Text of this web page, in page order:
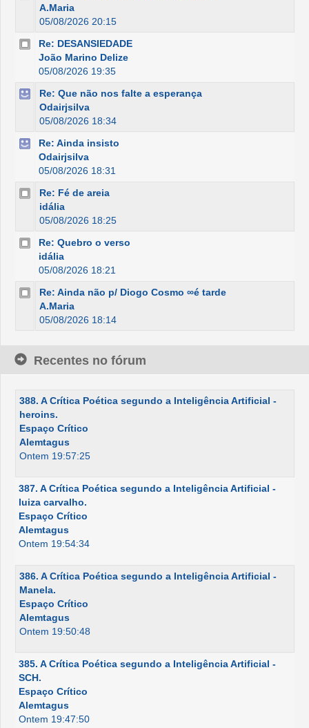
A.Maria
05/08/2026 20:15
Re: DESANSIEDADE
João Marino Delize
05/08/2026 19:35
Re: Que não nos falte a esperança
Odairjsilva
05/08/2026 18:34
Re: Ainda insisto
Odairjsilva
05/08/2026 18:31
Re: Fé de areia
idália
05/08/2026 18:25
Re: Quebro o verso
idália
05/08/2026 18:21
Re: Ainda não p/ Diogo Cosmo ∞é tarde
A.Maria
05/08/2026 18:14
Recentes no fórum
388. A Crítica Poética segundo a Inteligência Artificial -
heroins.
Espaço Crítico
Alemtagus
Ontem 19:57:25
387. A Crítica Poética segundo a Inteligência Artificial -
luiza carvalho.
Espaço Crítico
Alemtagus
Ontem 19:54:34
386. A Crítica Poética segundo a Inteligência Artificial -
Manela.
Espaço Crítico
Alemtagus
Ontem 19:50:48
385. A Crítica Poética segundo a Inteligência Artificial -
SCH.
Espaço Crítico
Alemtagus
Ontem 19:47:50